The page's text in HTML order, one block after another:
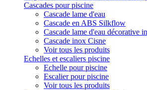
Cascades pour piscine
Cascade lame d'eau
Cascade en ABS Silkflow
Cascade lame d'eau décorative
Cascade inox Cisne
Voir tous les produits
Echelles et escaliers piscine
Echelle pour piscine
Escalier pour piscine
Voir tous les produits